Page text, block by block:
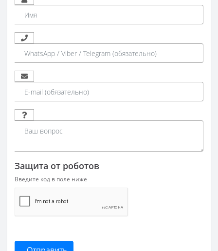
Защита от роботов
Введите код в поле ниже